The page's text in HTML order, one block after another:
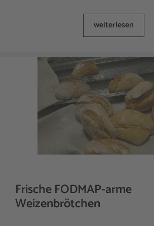
weiterlesen
Frische FODMAP-arme
Weizenbrötchen